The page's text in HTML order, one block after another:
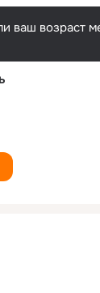
ваш возраст